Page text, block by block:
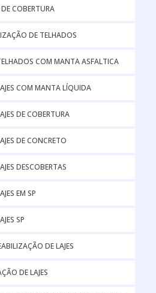
COBERTURA
DE TELHADOS
COM MANTA ASFALTICA
COM MANTA LÍQUIDA
DE COBERTURA
DE CONCRETO
DESCOBERTAS
EM SP
SP
DE LAJES
DE LAJES